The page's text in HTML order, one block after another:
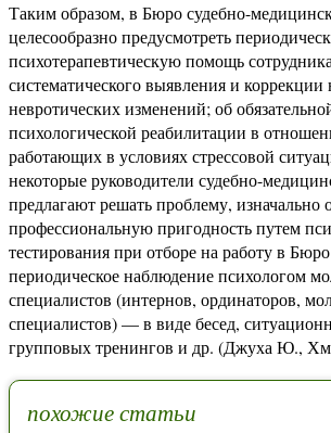
Таким образом, в Бюро судебно-
целесообразно предусмотреть
психотерапевтическую помощь
систематического выявления и
невротических изменений; об
психологической реабилитации в
работающих в условиях стрессовой
некоторые руководители судебно-
предлагают решать проблему, изначально
профессиональную пригодность путем
тестирования при отборе на работу в
периодическое наблюдение психологом
специалистов (интернов, ординаторов,
специалистов) — в виде бесед,
групповых тренингов и др. (Джуха Ю.,
похожие статьи